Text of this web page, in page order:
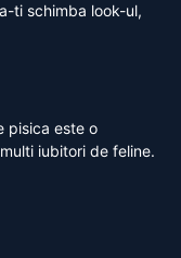
ti schimba look-ul,
pisica este o
iubitori de feline.